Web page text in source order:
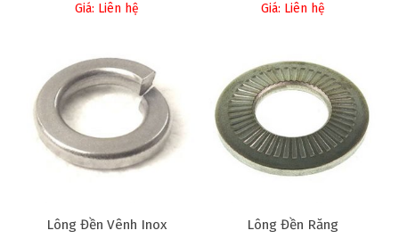
Giá: Liên hệ Giá: Liên hệ
Lông Đền Vênh Inox Lông Đền Răng